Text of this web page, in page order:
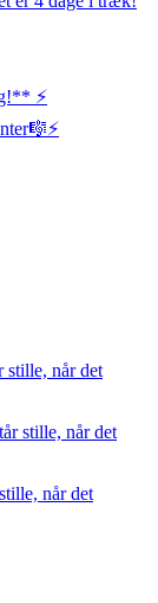
⚡️
stille, når det
stille, når det
når det